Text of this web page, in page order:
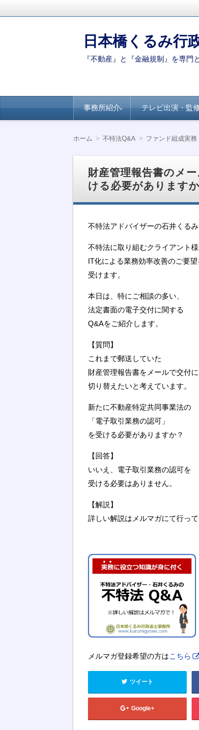
日本橋くるみ行
『不動産』と『金融規制』を専
ン
事務所紹介
掲載
住宅新聞－自治
別のポイント
リタス『達人が
授』シリーズ
住宅新聞ー賃貸
営に役立つ民泊
テレビ出演・監
ホーム 不特法Q&A ファンド組成実務
財産管理報告書のメ
ける必要があります
不特法アドバイザーの石井くるみ
不特法に取り組むクライアント様
IT化による業務効率改善のご要望
受けます。
本日は、特にご相談の多い、
法定書面の電子交付に関する
Q&Aをご紹介します。
【質問】
これまで郵送していた
財産管理報告書をメールで交付に
切り替えたいと考えています。
新たに不動産特定共同事業法の
「電子取引業務の認可」
を受ける必要がありますか？
【回答】
いいえ、電子取引業務の認可を
受ける必要はありません。
【解説】
詳しい解説はメルマガにて行って
メルマガ登録希望の方はこちら
ツイート
Google+